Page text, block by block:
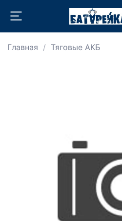
Главная Тяговые АКБ